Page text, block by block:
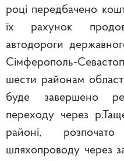
році передбачено
їх рахунок
автодороги
Сімферополь-
шести районам
буде завершено
переходу через
районі,
шляхопроводу через